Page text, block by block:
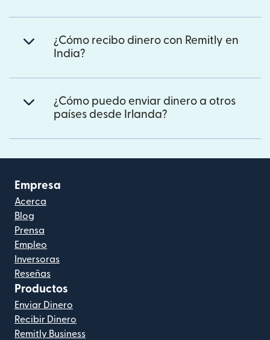
¿Cómo recibo dinero con Remitly en
India?
¿Cómo puedo enviar dinero a otros
países desde Irlanda?
Empresa
Acerca
Blog
Prensa
Empleo
Inversoras
Reseñas
Productos
Enviar Dinero
Recibir Dinero
Remitly Business